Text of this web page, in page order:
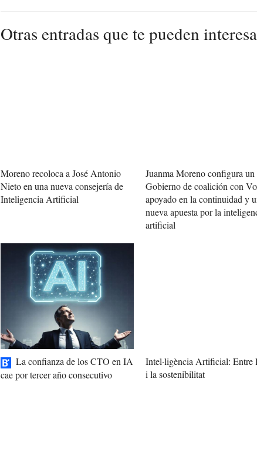
Otras entradas que te pueden
Moreno recoloca a José Antonio
Nieto en una nueva consejería de
Inteligencia Artificial
Juanma Moreno configura un
Gobierno de coalición con
apoyado en la continuidad y
nueva apuesta por la
artificial
La confianza de los CTO en IA
cae por tercer año consecutivo
Intel·ligència Artificial: Entre
i la sostenibilitat